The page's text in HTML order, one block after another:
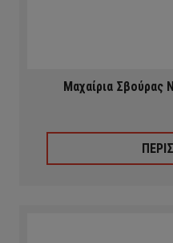
Μαχαίρια Σβούρας